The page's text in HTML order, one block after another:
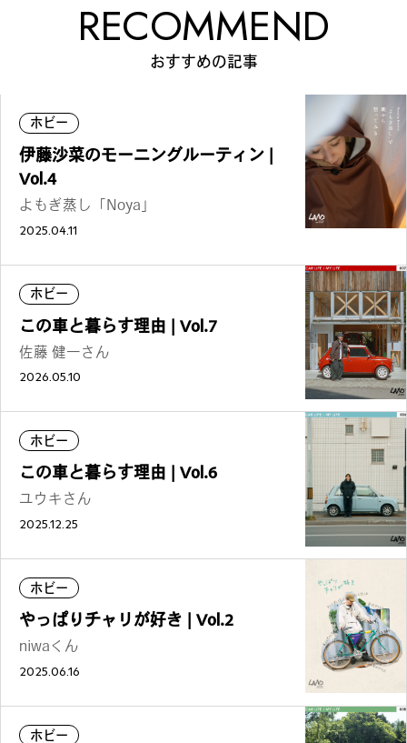
ショッピング
# カフェ
FOLLOW US
公式SNSはこちら
Instagra
JOIN US !
カルチャーマガジン「LAND」編集部と一緒に、いつも
RECOMMEND
おすすめの記事
ホビー
伊藤沙菜のモーニングルーティン |
Vol.4
よもぎ蒸し「Noya」
2025.04.11
ホビー
この車と暮らす理由 | Vol.7
佐藤 健一さん
2026.05.10
ホビー
この車と暮らす理由 | Vol.6
ユウキさん
2025.12.25
ホビー
やっぱりチャリが好き | Vol.2
niwaくん
2025.06.16
ホビー